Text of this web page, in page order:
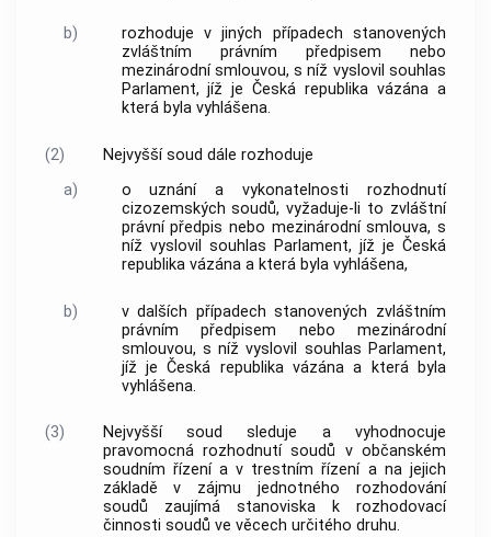
b)
rozhoduje v jiných případech stanovených
zvláštním právním předpisem nebo
mezinárodní smlouvou, s níž vyslovil souhlas
Parlament, jíž je Česká republika vázána a
která byla vyhlášena.
(2)
Nejvyšší soud dále rozhoduje
a)
o uznání a vykonatelnosti rozhodnutí
cizozemských soudů, vyžaduje-li to zvláštní
právní předpis nebo mezinárodní smlouva, s
níž vyslovil souhlas Parlament, jíž je Česká
republika vázána a která byla vyhlášena,
b)
v dalších případech stanovených zvláštním
právním předpisem nebo mezinárodní
smlouvou, s níž vyslovil souhlas Parlament,
jíž je Česká republika vázána a která byla
vyhlášena.
(3)
Nejvyšší soud sleduje a vyhodnocuje
pravomocná rozhodnutí soudů v občanském
soudním řízení a v trestním řízenía na jejich
základě v zájmu jednotného rozhodování
soudů zaujímá stanoviska k rozhodovací
činnosti soudů ve věcech určitého druhu.